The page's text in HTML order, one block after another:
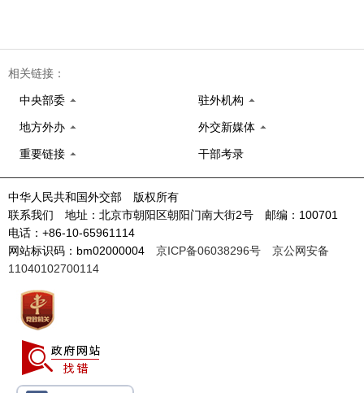
相关链接：
中央部委 驻外机构
地方外办 外交新媒体
重要链接 干部考录
中华人民共和国外交部 版权所有
联系我们 地址：北京市朝阳区朝阳门南大街2号 邮编：100701
电话：+86-10-65961114
网站标识码：bm02000004 京ICP备06038296号
京公网安备
11040102700114